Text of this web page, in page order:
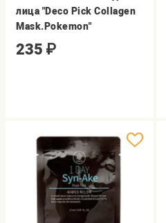
лица "Deco Pick Collagen
Mask.Pokemon"
235 ₽